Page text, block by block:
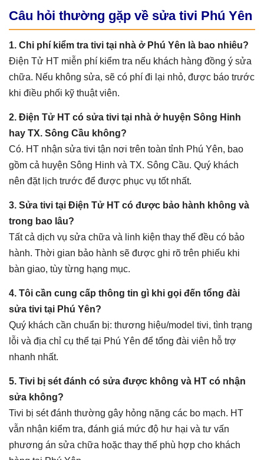
Câu hỏi thường gặp về sửa tivi Phú Yên
1. Chi phí kiểm tra tivi tại nhà ở Phú Yên là bao nhiêu?
Điện Tử HT miễn phí kiểm tra nếu khách hàng đồng ý sửa
chữa. Nếu không sửa, sẽ có phí đi lại nhỏ, được báo trước
khi điều phối kỹ thuật viên.
2. Điện Tử HT có sửa tivi tại nhà ở huyện Sông Hinh
hay TX. Sông Cầu không?
Có. HT nhận sửa tivi tận nơi trên toàn tỉnh Phú Yên, bao
gồm cả huyện Sông Hinh và TX. Sông Cầu. Quý khách
nên đặt lịch trước để được phục vụ tốt nhất.
3. Sửa tivi tại Điện Tử HT có được bảo hành không và
trong bao lâu?
Tất cả dịch vụ sửa chữa và linh kiện thay thế đều có bảo
hành. Thời gian bảo hành sẽ được ghi rõ trên phiếu khi
bàn giao, tùy từng hạng mục.
4. Tôi cần cung cấp thông tin gì khi gọi đến tổng đài
sửa tivi tại Phú Yên?
Quý khách cần chuẩn bị: thương hiệu/model tivi, tình trạng
lỗi và địa chỉ cụ thể tại Phú Yên để tổng đài viên hỗ trợ
nhanh nhất.
5. Tivi bị sét đánh có sửa được không và HT có nhận
sửa không?
Tivi bị sét đánh thường gây hỏng nặng các bo mạch. HT
vẫn nhận kiểm tra, đánh giá mức độ hư hại và tư vấn
phương án sửa chữa hoặc thay thế phù hợp cho khách